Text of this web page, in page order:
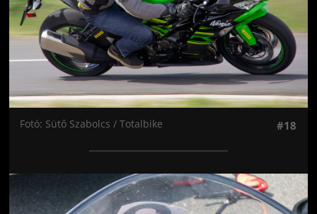
Fotó: Sütő Szabolcs / Totalbike #18
Jön még kép!